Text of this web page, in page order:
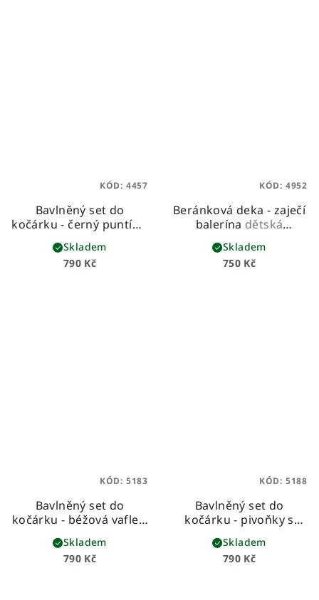
Bavlněný set do
kočárku - černý puntík s
béžovou vaflí
790 Kč
Skladem
KÓD: 4457
Beránková deka - zaječí
balerína dětská
beránková deka z
prémiové bavlny a
hebkého beránka
750 Kč
Skladem
KÓD: 4952
Bavlněný set do
kočárku - béžová vafle s
mušelínem se zlatými
tečkami
790 Kč
Skladem
KÓD: 5183
Bavlněný set do
kočárku - pivoňky s
růžovým mušelínem
790 Kč
Skladem
KÓD: 5188